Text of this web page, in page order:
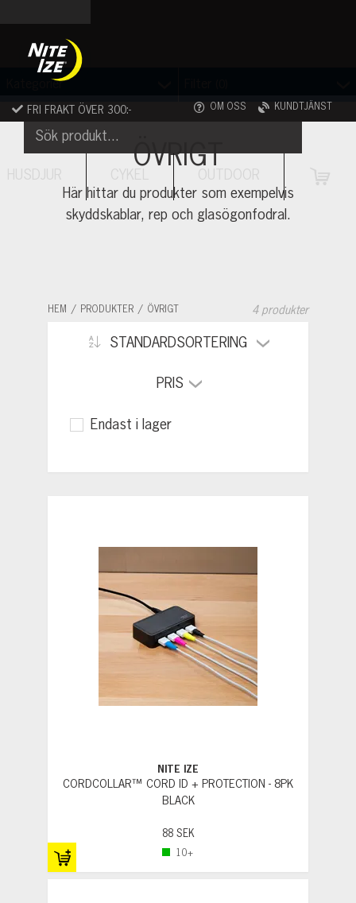
content
FRI FRAKT ÖVER 300:- OM OSS KUNDTJÄNST
HUSDJUR
ÖVRIGT
Här hittar du produkter som exempelvis
skyddskablar, rep och glasögonfodral.
HEM PRODUKTER ÖVRIGT 4 produkter
STANDARDSORTERING
PRIS
Endast i lager
NITE IZE
CORDCOLLAR™ CORD ID + PROTECTION - 8PK
BLACK
88 SEK
10+
Kategorier